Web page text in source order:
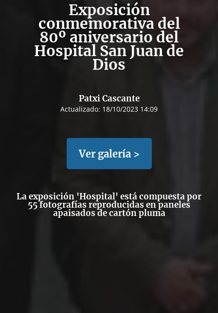
Exposición
conmemorativa del
80º aniversario del
Hospital San Juan de
Dios
Patxi Cascante
Actualizado: 18/10/2023 14:09
Ver galería >
La exposición 'Hospital' está compuesta por
55 fotografías reproducidas en paneles
apaisados de cartón pluma